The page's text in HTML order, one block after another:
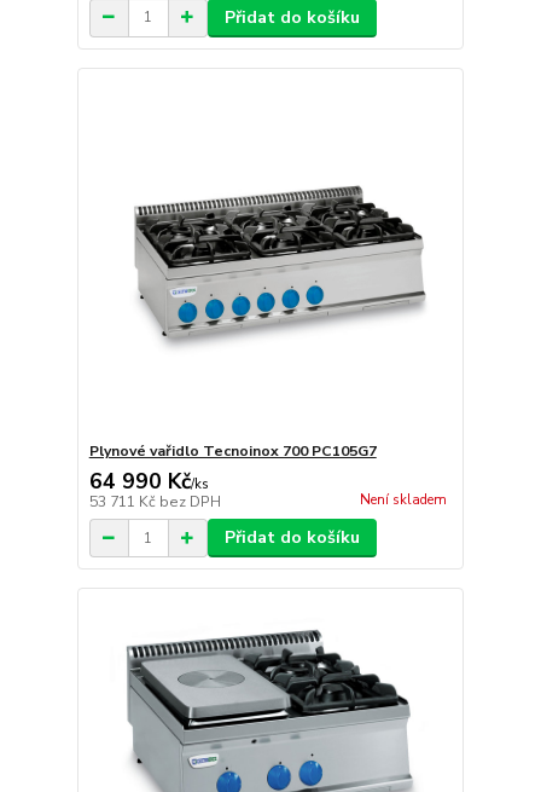
Přidat do košíku
Plynové vařidlo Tecnoinox 700 PC105G7
64 990 Kč/ks
53 711 Kč bez DPH Není skladem
Přidat do košíku